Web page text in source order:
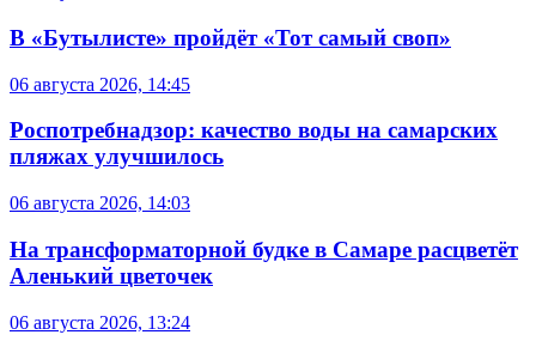
В «Бутылисте» пройдёт «Тот самый своп»
06 августа 2026, 14:45
Роспотребнадзор: качество воды на самарских
пляжах улучшилось
06 августа 2026, 14:03
На трансформаторной будке в Самаре расцветёт
Аленький цветочек
06 августа 2026, 13:24